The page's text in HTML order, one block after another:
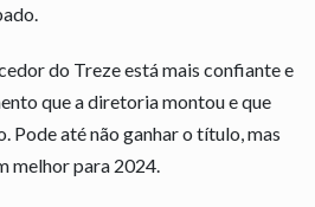
do Treze está mais confiante e
que a diretoria montou e que
Pode até não ganhar o título, mas
melhor para 2024.